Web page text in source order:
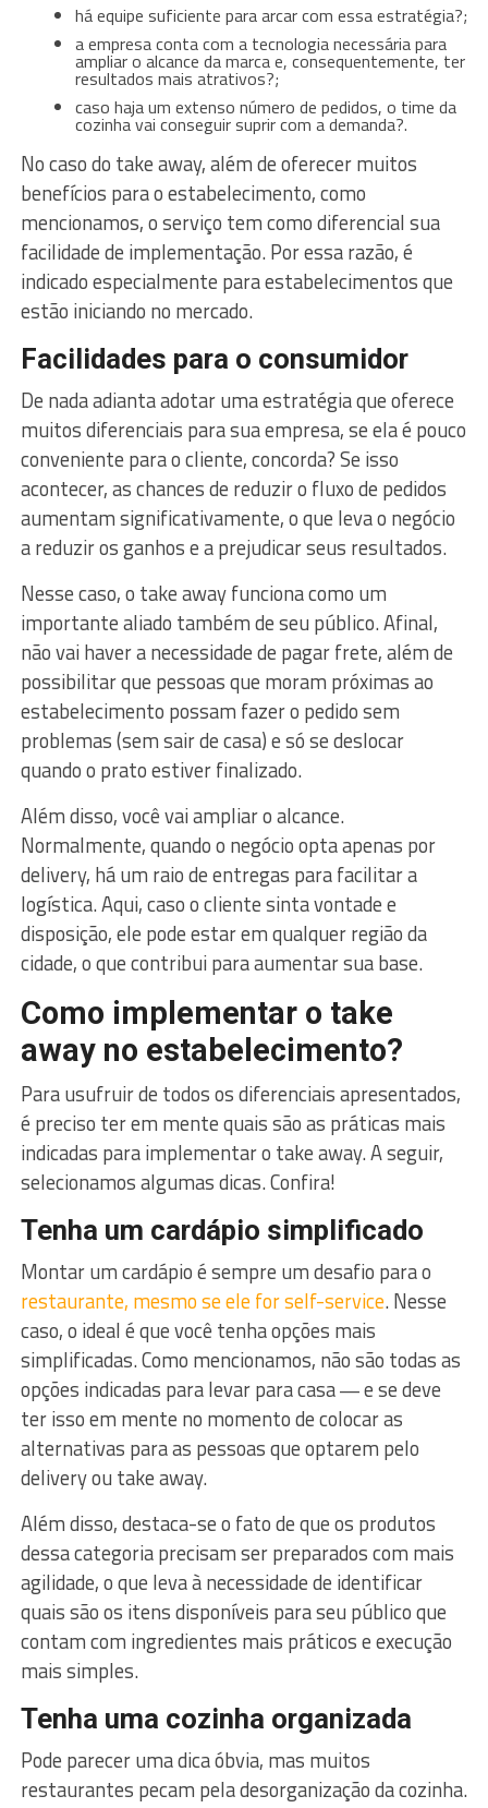
há equipe suficiente para arcar com essa estratégia?;
a empresa conta com a tecnologia necessária para
ampliar o alcance da marca e, consequentemente, ter
resultados mais atrativos?;
caso haja um extenso número de pedidos, o time da
cozinha vai conseguir suprir com a demanda?.
No caso do take away, além de oferecer muitos
benefícios para o estabelecimento, como
mencionamos, o serviço tem como diferencial sua
facilidade de implementação. Por essa razão, é
indicado especialmente para estabelecimentos que
estão iniciando no mercado.
Facilidades para o consumidor
De nada adianta adotar uma estratégia que oferece
muitos diferenciais para sua empresa, se ela é pouco
conveniente para o cliente, concorda? Se isso
acontecer, as chances de reduzir o fluxo de pedidos
aumentam significativamente, o que leva o negócio
a reduzir os ganhos e a prejudicar seus resultados.
Nesse caso, o take away funciona como um
importante aliado também de seu público. Afinal,
não vai haver a necessidade de pagar frete, além de
possibilitar que pessoas que moram próximas ao
estabelecimento possam fazer o pedido sem
problemas (sem sair de casa) e só se deslocar
quando o prato estiver finalizado.
Além disso, você vai ampliar o alcance.
Normalmente, quando o negócio opta apenas por
delivery, há um raio de entregas para facilitar a
logística. Aqui, caso o cliente sinta vontade e
disposição, ele pode estar em qualquer região da
cidade, o que contribui para aumentar sua base.
Como implementar o take
away no estabelecimento?
Para usufruir de todos os diferenciais apresentados,
é preciso ter em mente quais são as práticas mais
indicadas para implementar o take away. A seguir,
selecionamos algumas dicas. Confira!
Tenha um cardápio simplificado
Montar um cardápio é sempre um desafio para o
restaurante, mesmo se ele for self-service. Nesse
caso, o ideal é que você tenha opções mais
simplificadas. Como mencionamos, não são todas as
opções indicadas para levar para casa ― e se deve
ter isso em mente no momento de colocar as
alternativas para as pessoas que optarem pelo
delivery ou take away.
Além disso, destaca-se o fato de que os produtos
dessa categoria precisam ser preparados com mais
agilidade, o que leva à necessidade de identificar
quais são os itens disponíveis para seu público que
contam com ingredientes mais práticos e execução
mais simples.
Tenha uma cozinha organizada
Pode parecer uma dica óbvia, mas muitos
restaurantes pecam pela desorganização da cozinha.